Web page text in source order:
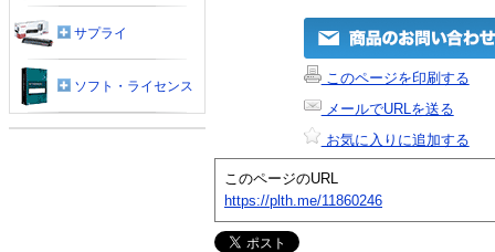
このページを印刷する
メールでURLを送る
お気に入りに追加する
このページのURL
https://plth.me/11860246
サプライ
ソフト・ライセンス